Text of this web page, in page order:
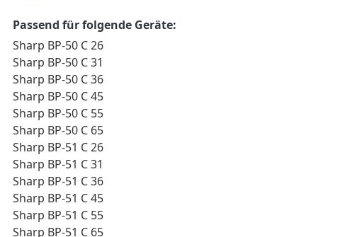
Passend für folgende Geräte:
Sharp BP-50 C 26
Sharp BP-50 C 31
Sharp BP-50 C 36
Sharp BP-50 C 45
Sharp BP-50 C 55
Sharp BP-50 C 65
Sharp BP-51 C 26
Sharp BP-51 C 31
Sharp BP-51 C 36
Sharp BP-51 C 45
Sharp BP-51 C 55
Sharp BP-51 C 65